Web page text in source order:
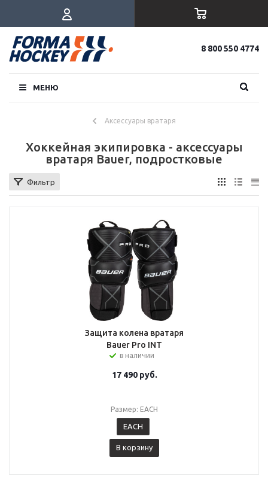
8 800 550 4774
МЕНЮ
Аксессуары вратаря
Хоккейная экипировка - аксессуары
вратаря Bauer, подростковые
Фильтр
Защита колена вратаря
Bauer Pro INT
в наличии
17 490руб.
Размер: EACH
EACH
В корзину